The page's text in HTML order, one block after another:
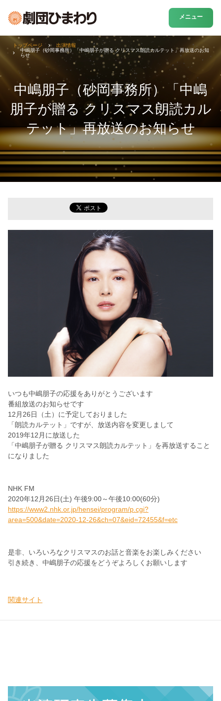
メニュー
中嶋朋子（砂岡事務所）「中嶋
朋子が贈る クリスマス朗読カル
テット」再放送のお知らせ
トップページ
出演情報
中嶋朋子（砂岡事務所）「中嶋朋子が贈る クリスマス朗読カルテット」再放送のお知
らせ
いつも中嶋朋子の応援をありがとうございます
番組放送のお知らせです
12月26日（土）に予定しておりました
「朗読カルテット」ですが、放送内容を変更しまして
2019年12月に放送した
「中嶋朋子が贈る クリスマス朗読カルテット」を再放送すること
になりました
NHK FM
2020年12月26日(土) 午後9:00～午後10:00(60分)
https://www2.nhk.or.jp/hensei/program/p.cgi?
area=500&date=2020-12-26&ch=07&eid=72455&f=etc
是非、いろいろなクリスマスのお話と音楽をお楽しみください
引き続き、中嶋朋子の応援をどうぞよろしくお願いします
関連サイト